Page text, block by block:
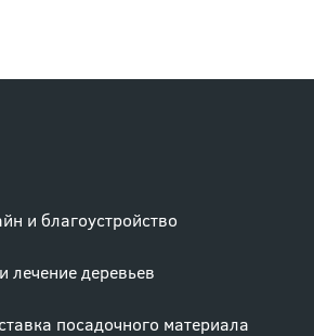
и благоустройство
лечение деревьев
посадочного материала